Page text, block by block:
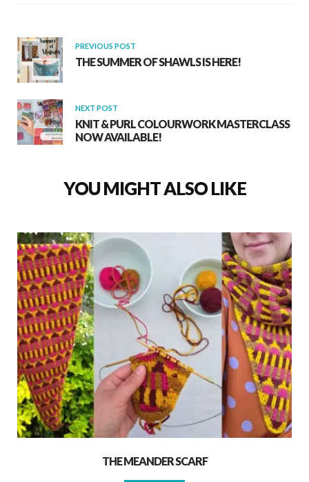
PREVIOUS POST
THE SUMMER OF SHAWLS IS HERE!
NEXT POST
KNIT & PURL COLOURWORK MASTERCLASS
NOW AVAILABLE!
YOU MIGHT ALSO LIKE
THE MEANDER SCARF